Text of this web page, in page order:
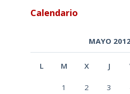
Calendario
MAYO
L M X J
1 2 3